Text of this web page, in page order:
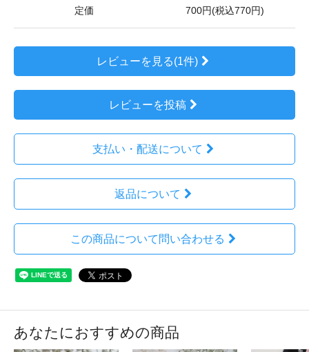
定価 700円(税込770円)
レビューを見る(1件)
レビューを投稿
支払い・配送について
返品について
この商品について問い合わせる
あなたにおすすめの商品